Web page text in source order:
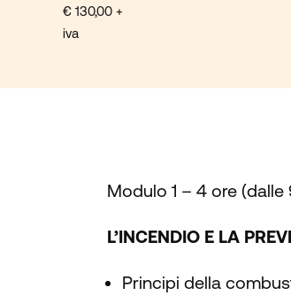
€ 130,00 +
iva
Modulo 1 – 4 ore (dalle
L’INCENDIO E LA
Principi della